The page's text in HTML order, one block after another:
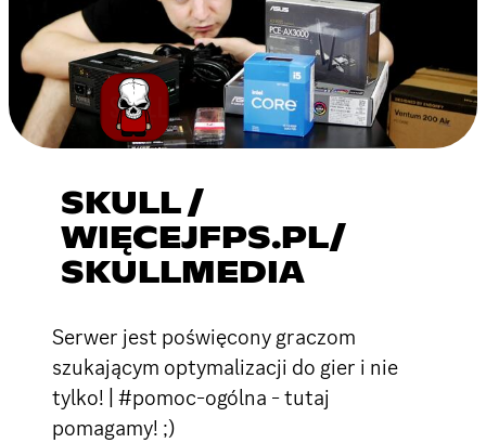
SKULL /
WIĘCEJFPS.PL/
SKULLMEDIA
Serwer jest poświęcony graczom
szukającym optymalizacji do gier i nie
tylko! | #pomoc-ogólna - tutaj
pomagamy! ;)